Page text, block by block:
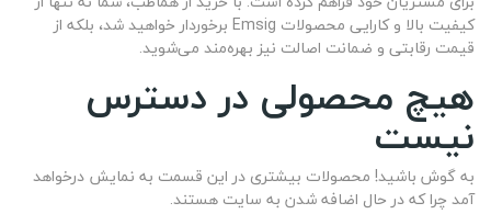
کیفیت بالا و کارایی محصولات Emsig برخوردار خواهید شد، بلکه از
قیمت رقابتی و ضمانت اصالت نیز بهره‌مند می‌شوید.
هیچ محصولی در دسترس
نیست
به گوش باشید! محصولات بیشتری در این قسمت به نمایش درخواهد
آمد چرا که در حال اضافه شدن به سایت هستند.